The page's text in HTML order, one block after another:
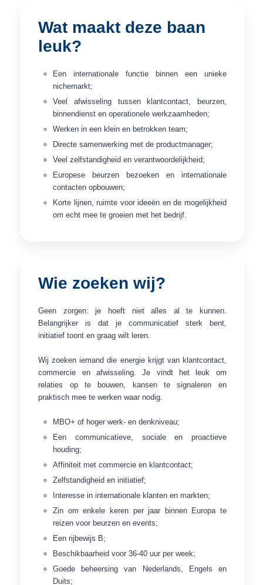
Wat maakt deze baan
leuk?
Een internationale functie binnen een unieke
nichemarkt;
Veel afwisseling tussen klantcontact, beurzen,
binnendienst en operationele werkzaamheden;
Werken in een klein en betrokken team;
Directe samenwerking met de productmanager;
Veel zelfstandigheid en verantwoordelijkheid;
Europese beurzen bezoeken en internationale
contacten opbouwen;
Korte lijnen, ruimte voor ideeën en de mogelijkheid
om echt mee te groeien met het bedrijf.
Wie zoeken wij?
Geen zorgen: je hoeft niet alles al te kunnen.
Belangrijker is dat je communicatief sterk bent,
initiatief toont en graag wilt leren.
Wij zoeken iemand die energie krijgt van klantcontact,
commercie en afwisseling. Je vindt het leuk om
relaties op te bouwen, kansen te signaleren en
praktisch mee te werken waar nodig.
MBO+ of hoger werk- en denkniveau;
Een communicatieve, sociale en proactieve
houding;
Affiniteit met commercie en klantcontact;
Zelfstandigheid en initiatief;
Interesse in internationale klanten en markten;
Zin om enkele keren per jaar binnen Europa te
reizen voor beurzen en events;
Een rijbewijs B;
Beschikbaarheid voor 36-40 uur per week;
Goede beheersing van Nederlands, Engels en
Duits;